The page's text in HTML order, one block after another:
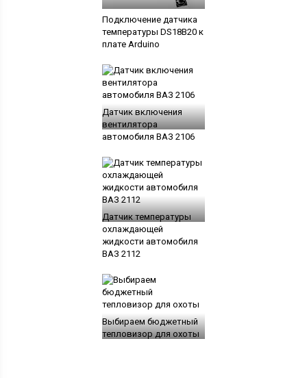
Подключение датчика
температуры DS18B20 к
плате Arduino
Датчик включения
вентилятора
автомобиля ВАЗ 2106
Датчик температуры
охлаждающей
жидкости автомобиля
ВАЗ 2112
Выбираем бюджетный
тепловизор для охоты